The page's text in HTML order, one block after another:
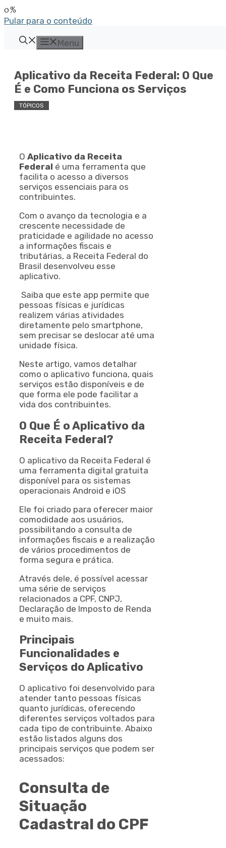
Pular para o conteúdo
Menu
Aplicativo da Receita Federal: O Que
É e Como Funciona os Serviços
TÓPICOS
O Aplicativo da Receita
Federal é uma ferramenta que
facilita o acesso a diversos
serviços essenciais para os
contribuintes.
Com o avanço da tecnologia e a
crescente necessidade de
praticidade e agilidade no acesso
a informações fiscais e
tributárias, a Receita Federal do
Brasil desenvolveu esse
aplicativo.
Saiba que este app permite que
pessoas físicas e jurídicas
realizem várias atividades
diretamente pelo smartphone,
sem precisar se deslocar até uma
unidade física.
Neste artigo, vamos detalhar
como o aplicativo funciona, quais
serviços estão disponíveis e de
que forma ele pode facilitar a
vida dos contribuintes.
O Que É o Aplicativo da
Receita Federal?
O aplicativo da Receita Federal é
uma ferramenta digital gratuita
disponível para os sistemas
operacionais Android e iOS
Ele foi criado para oferecer maior
comodidade aos usuários,
possibilitando a consulta de
informações fiscais e a realização
de vários procedimentos de
forma segura e prática.
Através dele, é possível acessar
uma série de serviços
relacionados a CPF, CNPJ,
Declaração de Imposto de Renda
e muito mais.
Principais
Funcionalidades e
Serviços do Aplicativo
O aplicativo foi desenvolvido para
atender tanto pessoas físicas
quanto jurídicas, oferecendo
diferentes serviços voltados para
cada tipo de contribuinte. Abaixo
estão listados alguns dos
principais serviços que podem ser
acessados:
Consulta de
Situação
Cadastral do CPF